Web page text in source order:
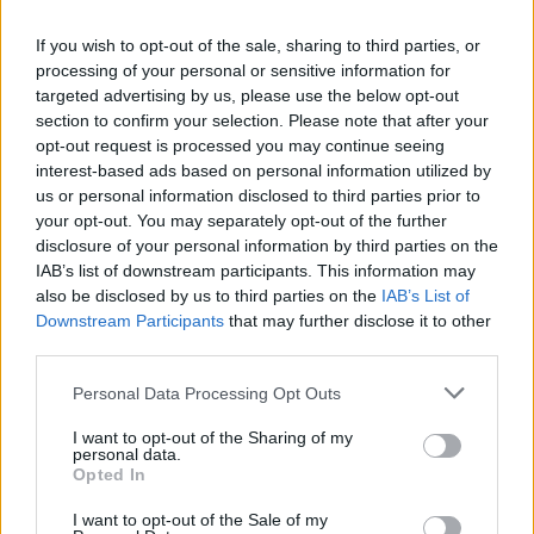
If you wish to opt-out of the sale, sharing to third parties, or
processing of your personal or sensitive information for
targeted advertising by us, please use the below opt-out
section to confirm your selection. Please note that after your
opt-out request is processed you may continue seeing
interest-based ads based on personal information utilized by
us or personal information disclosed to third parties prior to
your opt-out. You may separately opt-out of the further
disclosure of your personal information by third parties on the
IAB’s list of downstream participants. This information may
also be disclosed by us to third parties on the IAB’s List of
Downstream Participants that may further disclose it to other
Please note that this website/app uses one or more Google
not limited to your visit or usage behaviour. You may click to
grant or deny consent to Google and its third-party tags to
use your data for below specified purposes in below Google
consent section.
Personal Data Processing Opt Outs
I want to opt-out of the Sharing of my
personal data.
Opted In
I want to opt-out of the Sale of my
ARRRR, papírgurigából papagájokat
a fedélzetre!
színes_ötletek•2025. szeptember 19.